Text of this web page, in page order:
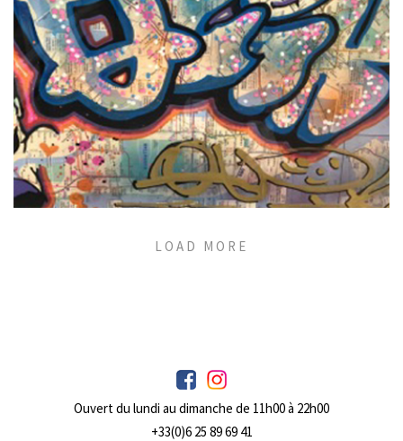
QUIK
LOAD MORE
Ouvert du lundi au dimanche de 11h00 à 22h00
+33(0)6 25 89 69 41